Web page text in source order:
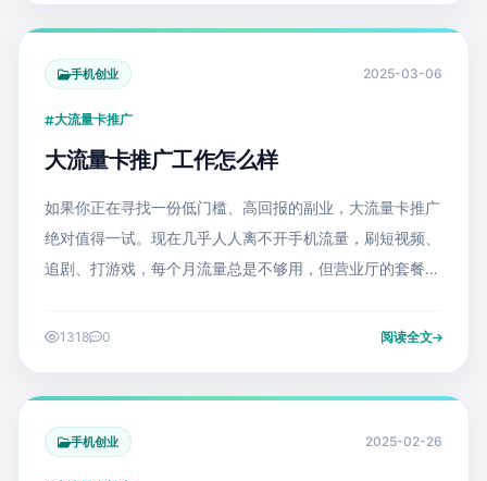
手机创业 2025-03-06
大流量卡推广
大流量卡推广工作怎么样
如果你正在寻找一份低门槛、高回报的副业，大流量卡推广
绝对值得一试。现在几乎人人离不开手机流量，刷短视频、
追剧、打游戏，每个月流量总是不够用，但营业厅的套餐又
29元，流量动辄100G以上，用户
1318 0 阅读全文
手机创业 2025-02-26